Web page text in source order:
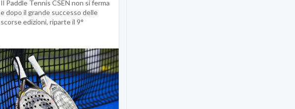
Il Paddle Tennis CSEN non si ferma
e dopo il grande successo delle
scorse edizioni, riparte il 9°